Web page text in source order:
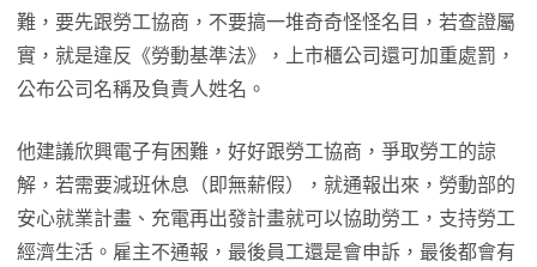
難，要先跟勞工協商，不要搞一堆奇奇怪怪名目，若查證屬
實，就是違反《勞動基準法》，上市櫃公司還可加重處罰，
公布公司名稱及負責人姓名。
他建議欣興電子有困難，好好跟勞工協商，爭取勞工的諒
解，若需要減班休息（即無薪假），就通報出來，勞動部的
安心就業計畫、充電再出發計畫就可以協助勞工，支持勞工
經濟生活。雇主不通報，最後員工還是會申訴，最後都會有